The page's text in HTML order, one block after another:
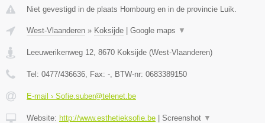
Niet gevestigd in de plaats Hombourg en in de provincie Luik.
West-Vlaanderen » Koksijde | Google maps ▼
Leeuwerikenweg 12 8670 Koksijde (West-Vlaanderen)
Tel: 0477/436636 , Fax: - , BTW-nr: 0683389150
E-mail › Sofie.suber@telenet.be
Website: http://www.esthetieksofie.be | Screenshot ▼